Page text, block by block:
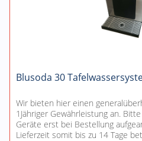
Blusoda 30
Wir bieten hier einen
1Jähriger Gewährleistung an.
Geräte erst bei Bestellung
Lieferzeit somit bis zu 14 Tage